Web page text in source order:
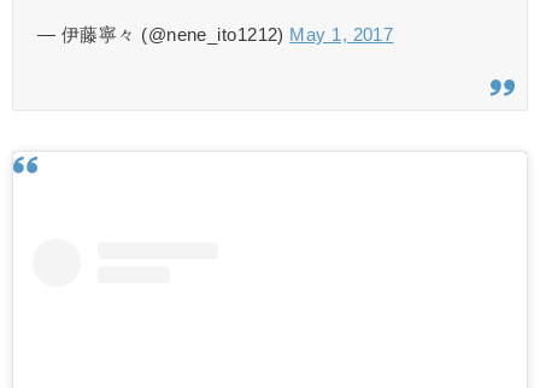
— 伊藤寧々 (@nene_ito1212) May 1, 2017